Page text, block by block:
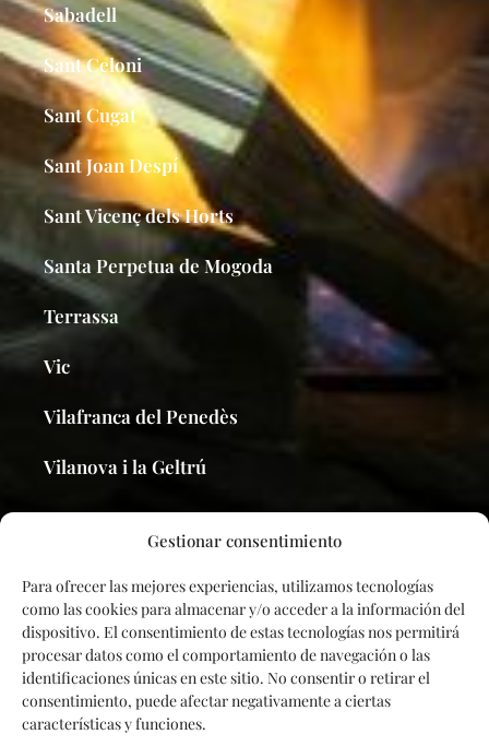
Gestionar consentimiento
Para ofrecer las mejores experiencias, utilizamos tecnologías
como las cookies para almacenar y/o acceder a la información del
dispositivo. El consentimiento de estas tecnologías nos permitirá
procesar datos como el comportamiento de navegación o las
identificaciones únicas en este sitio. No consentir o retirar el
consentimiento, puede afectar negativamente a ciertas
características y funciones.
Sabadell
Sant Celoni
Sant Cugat
Sant Joan Despí
Sant Vicenç dels Horts
Santa Perpetua de Mogoda
Terrassa
Vic
Vilafranca del Penedès
Vilanova i la Geltrú
Contacto
Política de privacidad
Aviso de cookies